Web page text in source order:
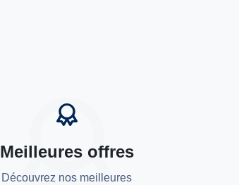
Meilleures offres
Découvrez nos meilleures